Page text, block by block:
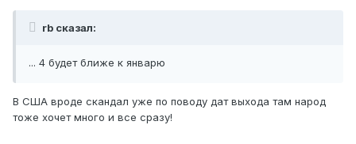
rb сказал:
... 4 будет ближе к январю
В США вроде скандал уже по поводу дат выхода там народ
тоже хочет много и все сразу!